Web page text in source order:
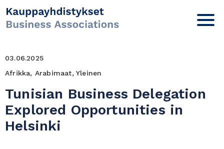
03.06.2025
Afrikka, Arabimaat, Yleinen
Tunisian Business Delegation
Explored Opportunities in
Helsinki